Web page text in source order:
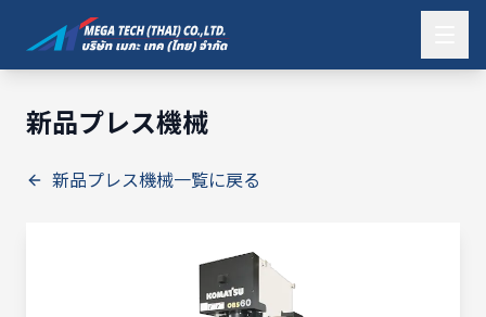
新品プレス機械
新品プレス機械一覧に戻る